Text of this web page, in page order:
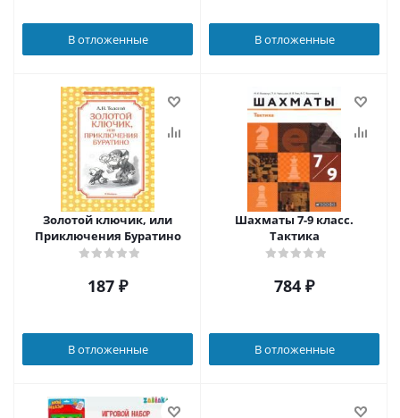
В отложенные В отложенные
Золотой ключик, или
Приключения Буратино
187 ₽
В отложенные
Шахматы 7-9 класс.
Тактика
784 ₽
В отложенные